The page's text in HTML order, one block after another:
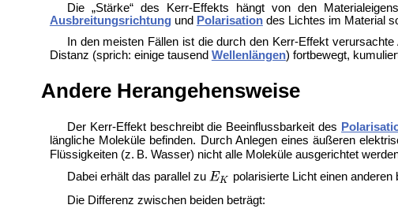
Die „Stärke“ des Kerr-Effekts hängt von den
Ausbreitungsrichtungund Polarisationdes Lichtes im Material
In den meisten Fällen ist die durch den Kerr-Effekt
Distanz (sprich: einige tausend Wellenlängen) fortbewegt,
Andere Herangehensweise
Der Kerr-Effekt beschreibt die Beeinflussbarkeit des
längliche Moleküle befinden. Durch Anlegen eines äußeren
Flüssigkeiten (z. B. Wasser) nicht alle Moleküle ausgerichtet
Dabei erhält das parallel zu
polarisierte Licht einen
Die Differenz zwischen beiden beträgt: